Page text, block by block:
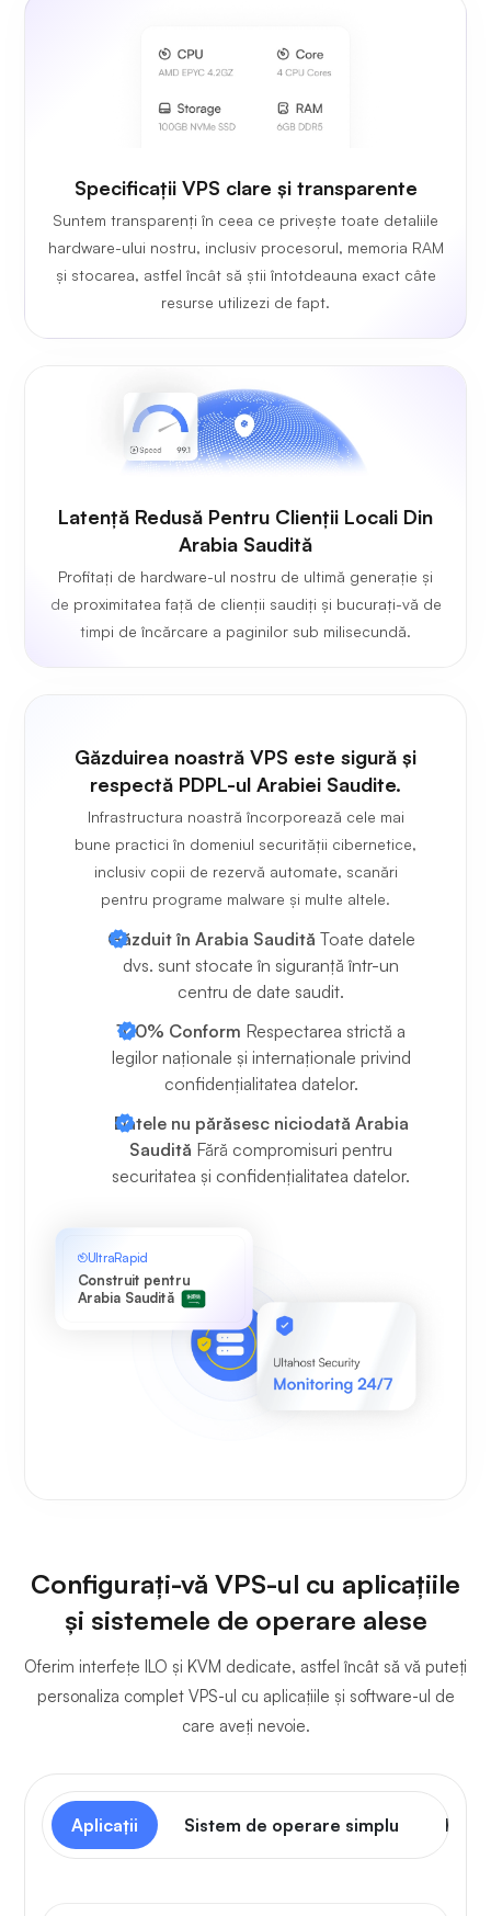
Specificații VPS clare și transparente
Suntem transparenți în ceea ce privește toate detaliile
hardware-ului nostru, inclusiv procesorul, memoria RAM
și stocarea, astfel încât să știi întotdeauna exact câte
resurse utilizezi de fapt.
Latență Redusă Pentru Clienții Locali Din
Arabia Saudită
Profitați de hardware-ul nostru de ultimă generație și
de proximitatea față de clienții saudiți și bucurați-vă de
timpi de încărcare a paginilor sub milisecundă.
Găzduirea noastră VPS este sigură și
respectă PDPL-ul Arabiei Saudite.
Infrastructura noastră încorporează cele mai
bune practici în domeniul securității cibernetice,
inclusiv copii de rezervă automate, scanări
pentru programe malware și multe altele.
Găzduit în Arabia Saudită Toate datele
dvs. sunt stocate în siguranță într-un
centru de date saudit.
100% Conform Respectarea strictă a
legilor naționale și internaționale privind
confidențialitatea datelor.
Datele nu părăsesc niciodată Arabia
Saudită Fără compromisuri pentru
securitatea și confidențialitatea datelor.
UltraRapid
Construit pentru
Arabia Saudită
Configurați-vă VPS-ul cu aplicațiile
și sistemele de operare alese
Oferim interfețe ILO și KVM dedicate, astfel încât să vă puteți
personaliza complet VPS-ul cu aplicațiile și software-ul de
care aveți nevoie.
Aplicații Sistem de operare simplu